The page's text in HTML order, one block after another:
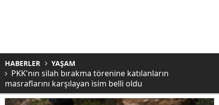
HABERLER YAŞAM
PKK'nın silah bırakma törenine katılanların
masraflarını karşılayan isim belli oldu